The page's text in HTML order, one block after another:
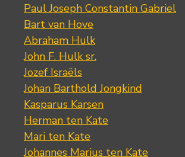
Paul Joseph Constantin Gabriel
Bart van Hove
Abraham Hulk
John F. Hulk sr.
Jozef Israëls
Johan Barthold Jongkind
Kasparus Karsen
Herman ten Kate
Mari ten Kate
Johannes Marius ten Kate